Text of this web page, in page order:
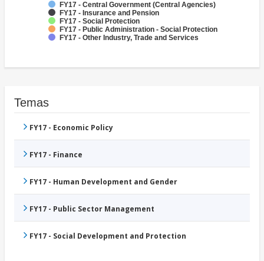
FY17 - Central Government (Central Agencies)
FY17 - Insurance and Pension
FY17 - Social Protection
FY17 - Public Administration - Social Protection
FY17 - Other Industry, Trade and Services
Temas
FY17 - Economic Policy
FY17 - Finance
FY17 - Human Development and Gender
FY17 - Public Sector Management
FY17 - Social Development and Protection